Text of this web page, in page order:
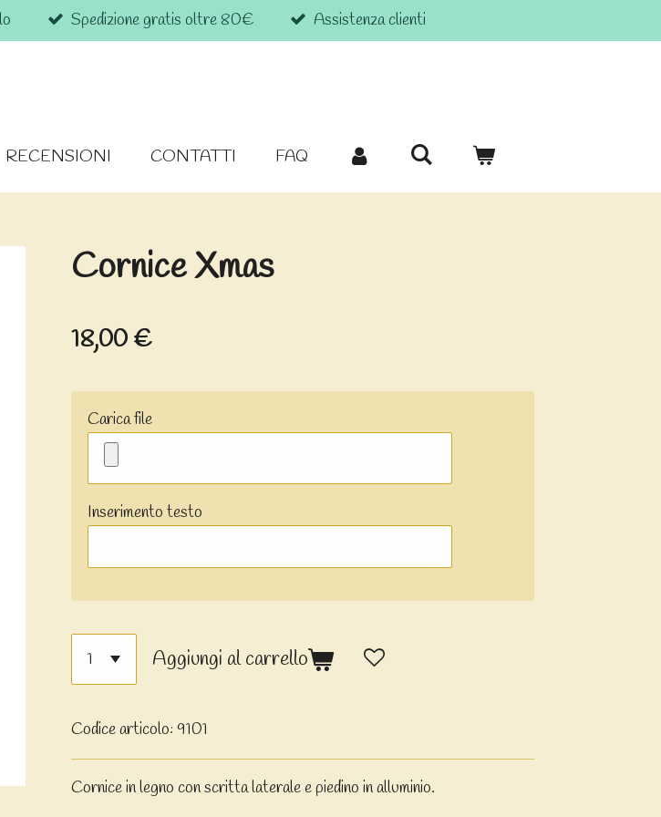
Spedizione gratis oltre 80€ Assistenza clienti
RECENSIONI CONTATTI FAQ
Cornice Xmas
18,00 €
Carica file
Inserimento testo
Aggiungi al carrello
Codice articolo: 9101
Cornice in legno con scritta laterale e piedino in alluminio.